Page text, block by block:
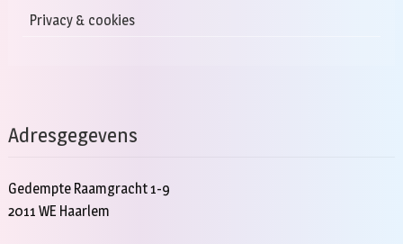
Privacy & cookies
Adresgegevens
Gedempte Raamgracht 1-9
2011 WE Haarlem